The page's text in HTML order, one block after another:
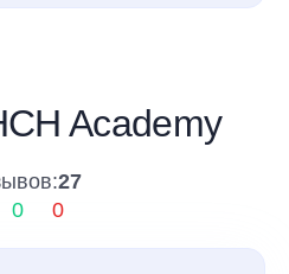
Academy
27
0
0